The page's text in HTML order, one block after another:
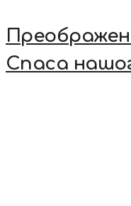
Спаса